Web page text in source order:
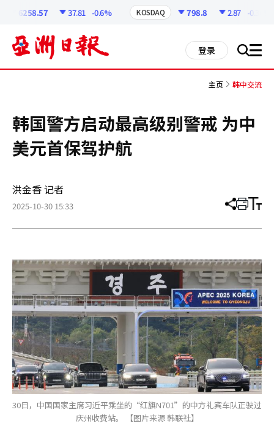
6258.57 37.81 -0.6% KOSDAQ 798.8 2.87 -0.36%
登录 搜 all
主页 韩中交流
韩国警方启动最高级别警戒 为中
美元首保驾护航
洪金香 记者
2025-10-30 15:33 分
章
打 调
小
30日，中国国家主席习近平乘坐的“红旗N701”的中方礼宾车队正驶过
庆州收费站。 【图片来源 韩联社】